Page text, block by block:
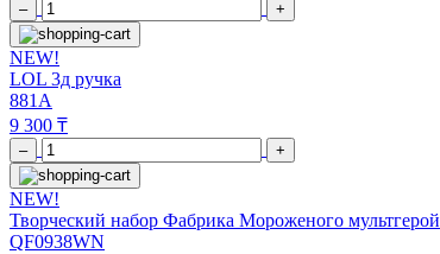
– +
NEW!
LOL 3д ручка
881A
9 300 ₸
– +
NEW!
Творческий набор Фабрика Мороженого мультгерой
QF0938WN